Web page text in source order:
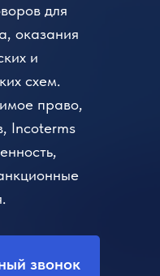
для
оказания
и
схем.
право,
Incoterms
звонок